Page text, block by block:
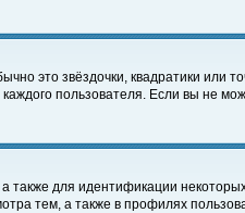
это звёздочки, квадратики или
пользователя. Если вы не
также для идентификации
тем, а также в профилях